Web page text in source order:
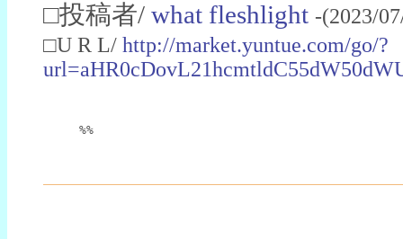
□投稿者/ what fleshlight -(2023/
□U R L/ http://market.yuntue.com/go/?
%%